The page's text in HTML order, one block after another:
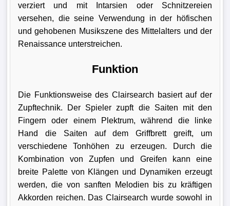
verziert und mit Intarsien oder Schnitzereien
versehen, die seine Verwendung in der höfischen
und gehobenen Musikszene des Mittelalters und der
Renaissance unterstreichen.
Funktion
Die Funktionsweise des Clairsearch basiert auf der
Zupftechnik. Der Spieler zupft die Saiten mit den
Fingern oder einem Plektrum, während die linke
Hand die Saiten auf dem Griffbrett greift, um
verschiedene Tonhöhen zu erzeugen. Durch die
Kombination von Zupfen und Greifen kann eine
breite Palette von Klängen und Dynamiken erzeugt
werden, die von sanften Melodien bis zu kräftigen
Akkorden reichen. Das Clairsearch wurde sowohl in